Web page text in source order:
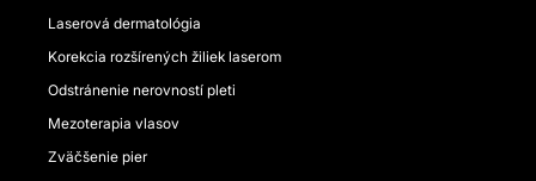
Laserová dermatológia
Korekcia rozšírených žiliek laserom
Odstránenie nerovností pleti
Mezoterapia vlasov
Zväčšenie pier